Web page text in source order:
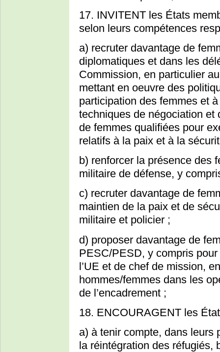
17. INVITENT les États
selon leurs compétences
a) recruter davantage de
diplomatiques et dans les
Commission, en particulier
mettant en oeuvre des
participation des femmes et
techniques de négociation et
de femmes qualifiées pour
relatifs à la paix et à la
b) renforcer la présence des
militaire de défense, y
c) recruter davantage de
maintien de la paix et de
militaire et policier ;
d) proposer davantage de
PESC/PESD, y compris
l’UE et de chef de mission,
hommes/femmes dans les
de l’encadrement ;
18. ENCOURAGENT les
a) à tenir compte, dans leurs
la réintégration des réfugiés,